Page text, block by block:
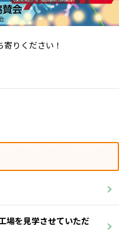
りください！
場を見学させていただ